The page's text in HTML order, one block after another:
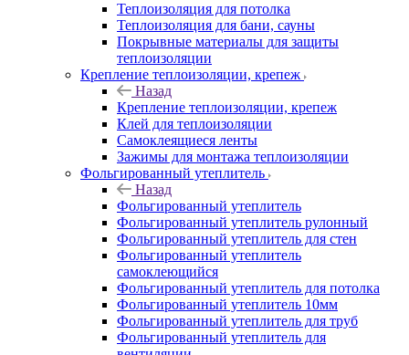
Теплоизоляция для потолка
Теплоизоляция для бани, сауны
Покрывные материалы для защиты
теплоизоляции
Крепление теплоизоляции, крепеж
Назад
Крепление теплоизоляции, крепеж
Клей для теплоизоляции
Самоклеящиеся ленты
Зажимы для монтажа теплоизоляции
Фольгированный утеплитель
Назад
Фольгированный утеплитель
Фольгированный утеплитель рулонный
Фольгированный утеплитель для стен
Фольгированный утеплитель
самоклеющийся
Фольгированный утеплитель для потолка
Фольгированный утеплитель 10мм
Фольгированный утеплитель для труб
Фольгированный утеплитель для